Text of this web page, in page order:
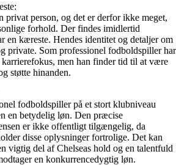
privat person, og det er derfor ikke meget,
forhold. Der findes imidlertid
en kæreste. Hendes identitet og detaljer om
private. Som professionel fodboldspiller har
men han finder tid til at være
støtte hinanden.
fodboldspiller på et stort klubniveau
en betydelig løn. Den præcise
er ikke offentligt tilgængelig, da
disse oplysninger fortrolige. Det kan
vigtig del af Chelseas hold og en talentfuld
en konkurrencedygtig løn.